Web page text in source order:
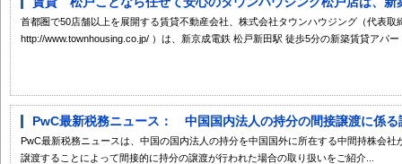
首都圏で50店舗以上を展開する賃貸不動産会社、株式会社タウンハウジング（代表取
http://www.townhousing.co.jp/ ）は、新京成電鉄 松戸新田駅 徒歩5分の新築賃貸アパ
PwC最新税務ニュース： 中国国内法人の持分の間接譲渡に係る
PwC最新税務ニュースは、中国の国内法人の持分を中国国外に所在する中間持株会
譲渡することによって間接的に持分の譲渡が行われた場合の取り扱いをご紹介...